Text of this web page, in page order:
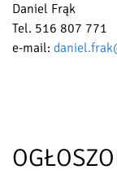
Daniel Frąk
Tel. 516 807 771
e-mail: